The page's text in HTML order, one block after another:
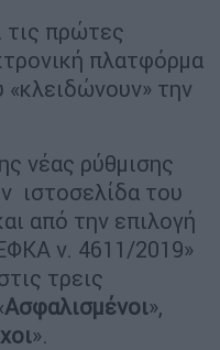
τις πρώτες
πλατφόρμα
«κλειδώνουν» την
νέας ρύθμισης
ιστοσελίδα του
από την επιλογή
ν. 4611/2019»
τρεις
Ασφαλισμένοι»,
».